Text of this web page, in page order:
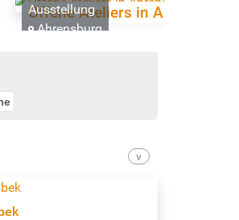
Offene Ateliers in Ahrensburg
Ausstellung
Ahrensburg